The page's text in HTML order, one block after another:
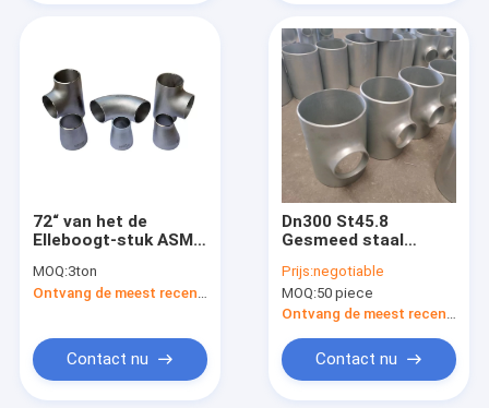
72“ van het de
Elleboogt-stuk ASME
van de Pijpmontage
het Reductiemiddel
MOQ:3ton
Contact nu
Dn300 St45.8
Gesmeed staal
Prijs:negotiable
MOQ:50 piece
Ontvang de meest recente Prijs
Contact nu